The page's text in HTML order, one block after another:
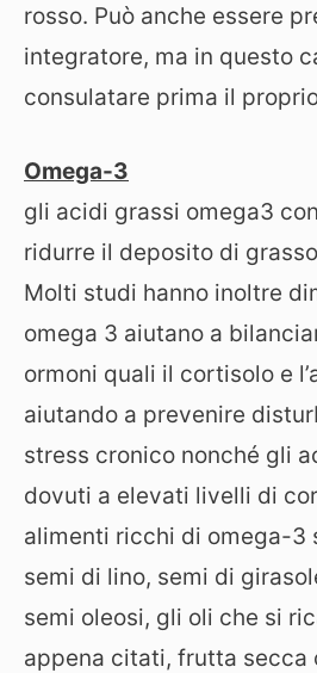
rosso. Può anche essere
integratore, ma in questo
consulatare prima il
Omega-3
gli acidi grassi omega3
ridurre il deposito di
Molti studi hanno inoltre
omega 3 aiutano a
ormoni quali il cortisolo e
aiutando a prevenire
stress cronico nonché gli
dovuti a elevati livelli di
alimenti ricchi di omega-3
semi di lino, semi di
semi oleosi, gli oli che si
appena citati, frutta secca